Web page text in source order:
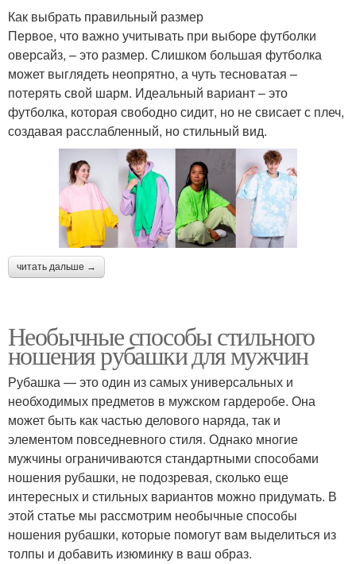
Как выбрать правильный размер
Первое, что важно учитывать при выборе футболки
оверсайз, – это размер. Слишком большая футболка
может выглядеть неопрятно, а чуть тесноватая –
потерять свой шарм. Идеальный вариант – это
футболка, которая свободно сидит, но не свисает с плеч,
создавая расслабленный, но стильный вид.
читать дальше →
Необычные способы стильного
ношения рубашки для мужчин
Рубашка — это один из самых универсальных и
необходимых предметов в мужском гардеробе. Она
может быть как частью делового наряда, так и
элементом повседневного стиля. Однако многие
мужчины ограничиваются стандартными способами
ношения рубашки, не подозревая, сколько еще
интересных и стильных вариантов можно придумать. В
этой статье мы рассмотрим необычные способы
ношения рубашки, которые помогут вам выделиться из
толпы и добавить изюминку в ваш образ.